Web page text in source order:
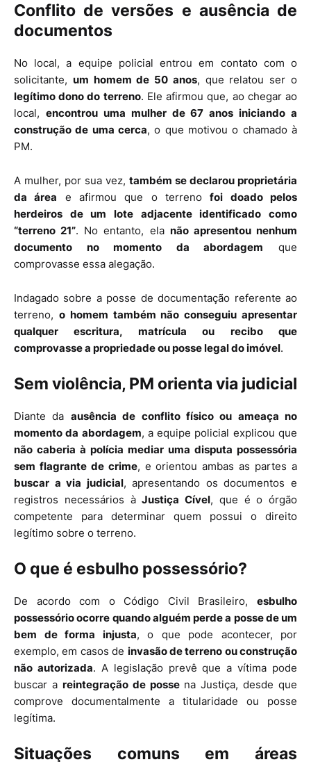
Conflito de versões e ausência de
documentos
No local, a equipe policial entrou em contato com o
solicitante, um homem de 50 anos, que relatou ser o
legítimo dono do terreno. Ele afirmou que, ao chegar ao
local, encontrou uma mulher de 67 anos iniciando a
construção de uma cerca, o que motivou o chamado à
PM.
A mulher, por sua vez, também se declarou proprietária
da área e afirmou que o terrenofoi doado pelos
herdeiros de um lote adjacente identificado como
“terreno 21”. No entanto, ela não apresentou nenhum
documento no momento da abordagem que
comprovasse essa alegação.
Indagado sobre a posse de documentação referente ao
terreno, o homem também não conseguiu apresentar
qualquer escritura, matrícula ou recibo que
comprovasse a propriedade ou posse legal do imóvel.
Sem violência, PM orienta via judicial
Diante da ausência de conflito físico ou ameaça no
momento da abordagem, a equipe policial explicou que
não caberia à polícia mediar uma disputa possessória
sem flagrante de crime, e orientou ambas as partes a
buscar a via judicial, apresentando os documentos e
registros necessários àJustiça Cível, que é o órgão
competente para determinar quem possui o direito
legítimo sobre o terreno.
O que é esbulho possessório?
De acordo com o Código Civil Brasileiro, esbulho
possessório ocorre quando alguém perde a posse de um
bem de forma injusta, o que pode acontecer, por
exemplo, em casos de invasão de terreno ou construção
não autorizada. A legislação prevê que a vítima pode
buscar a reintegração de possena Justiça, desde que
comprove documentalmente a titularidade ou posse
legítima.
Situações comuns em áreas